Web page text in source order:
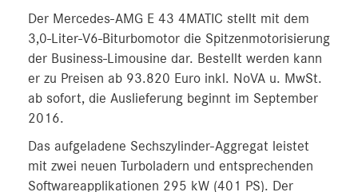
Der Mercedes-AMG E 43 4MATIC stellt mit dem
3,0-Liter-V6-Biturbomotor die Spitzenmotorisierung
der Business-Limousine dar. Bestellt werden kann
er zu Preisen ab 93.820 Euro inkl. NoVA u. MwSt.
ab sofort, die Auslieferung beginnt im September
2016.
Das aufgeladene Sechszylinder-Aggregat leistet
mit zwei neuen Turboladern und entsprechenden
Softwareapplikationen 295 kW (401 PS). Der